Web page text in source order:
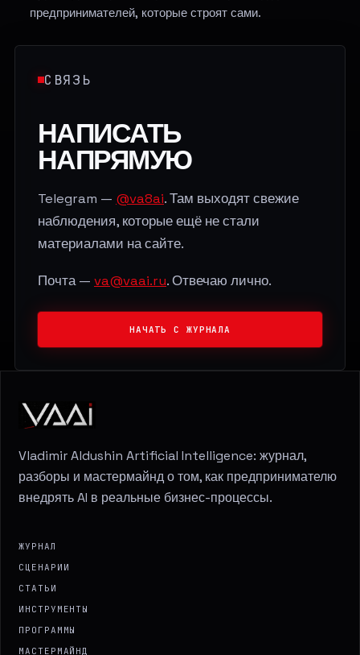
предпринимателей, которые строят сами.
СВЯЗЬ
НАПИСАТЬ
НАПРЯМУЮ
Telegram — @va8ai. Там выходят свежие
наблюдения, которые ещё не стали
материалами на сайте.
Почта — va@vaai.ru. Отвечаю лично.
НАЧАТЬ С ЖУРНАЛА
Vladimir Aldushin Artificial Intelligence: журнал,
разборы и мастермайнд о том, как предпринимателю
внедрять AI в реальные бизнес-процессы.
ЖУРНАЛ
СЦЕНАРИИ
СТАТЬИ
ИНСТРУМЕНТЫ
ПРОГРАММЫ
МАСТЕРМАЙНД